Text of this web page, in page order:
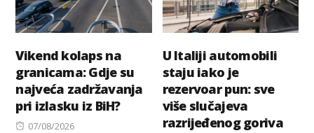
Vikend kolaps na
granicama: Gdje su
najveća zadržavanja
pri izlasku iz BiH?
Posted
07/08/2026
U Italiji automobili
staju iako je
rezervoar pun: sve
više slučajeva
razrijeđenog goriva